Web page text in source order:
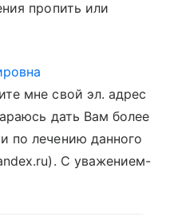
пропить или
мне свой эл. адрес
дать Вам более
по лечению данного
С уважением-